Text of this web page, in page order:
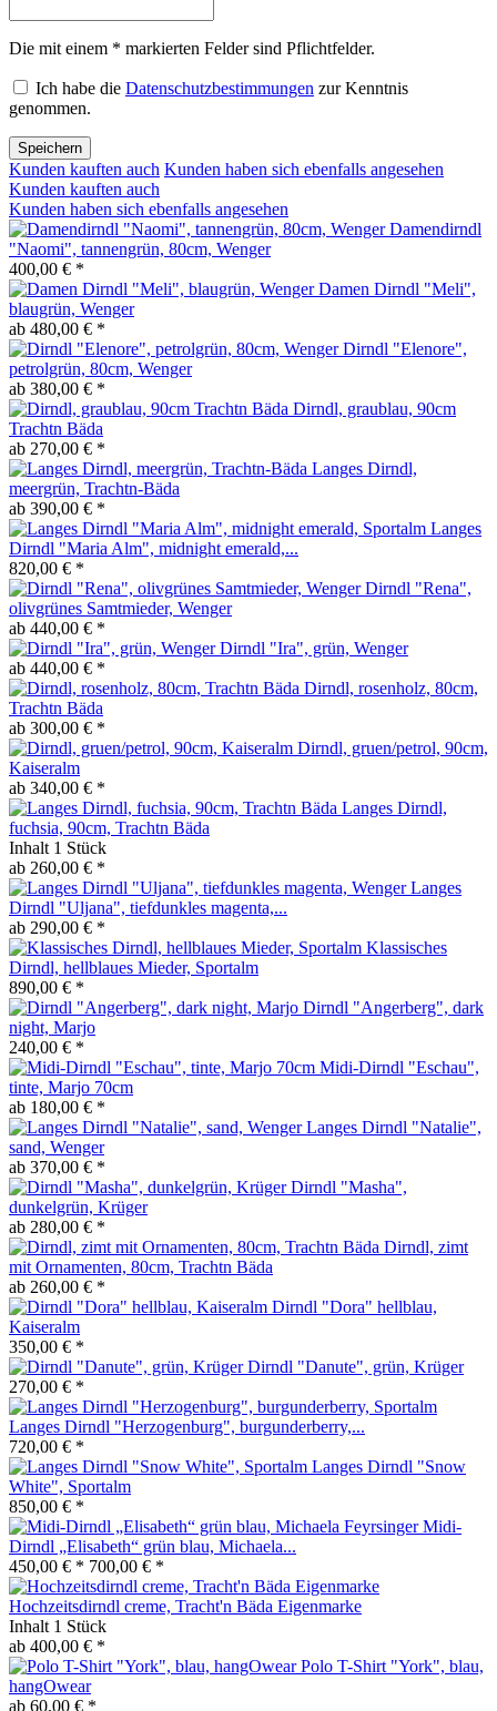
Die mit einem * markierten Felder sind Pflichtfelder.
Ich habe die Datenschutzbestimmungen zur Kenntnis
genommen.
Speichern
Kunden kauften auch Kunden haben sich ebenfalls angesehen
Kunden kauften auch
Kunden haben sich ebenfalls angesehen
Damendirndl
"Naomi", tannengrün, 80cm, Wenger
400,00 € *
Damen Dirndl "Meli",
blaugrün, Wenger
ab 480,00 € *
Dirndl "Elenore",
petrolgrün, 80cm, Wenger
ab 380,00 € *
Dirndl, graublau, 90cm
Trachtn Bäda
ab 270,00 € *
Langes Dirndl,
meergrün, Trachtn-Bäda
ab 390,00 € *
Langes
Dirndl "Maria Alm", midnight emerald,...
820,00 € *
Dirndl "Rena",
olivgrünes Samtmieder, Wenger
ab 440,00 € *
Dirndl "Ira", grün, Wenger
ab 440,00 € *
Dirndl, rosenholz, 80cm,
Trachtn Bäda
ab 300,00 € *
Dirndl, gruen/petrol, 90cm,
Kaiseralm
ab 340,00 € *
Langes Dirndl,
fuchsia, 90cm, Trachtn Bäda
Inhalt 1 Stück
ab 260,00 € *
Langes
Dirndl "Uljana", tiefdunkles magenta,...
ab 290,00 € *
Klassisches
Dirndl, hellblaues Mieder, Sportalm
890,00 € *
Dirndl "Angerberg", dark
night, Marjo
240,00 € *
Midi-Dirndl "Eschau",
tinte, Marjo 70cm
ab 180,00 € *
Langes Dirndl "Natalie",
sand, Wenger
ab 370,00 € *
Dirndl "Masha",
dunkelgrün, Krüger
ab 280,00 € *
Dirndl, zimt
mit Ornamenten, 80cm, Trachtn Bäda
ab 260,00 € *
Dirndl "Dora" hellblau,
Kaiseralm
350,00 € *
Dirndl "Danute", grün, Krüger
270,00 € *
Langes Dirndl "Herzogenburg", burgunderberry,...
720,00 € *
Langes Dirndl "Snow
White", Sportalm
850,00 € *
Midi-
Dirndl „Elisabeth“ grün blau, Michaela...
450,00 € * 700,00 € *
Hochzeitsdirndl creme, Tracht'n Bäda Eigenmarke
Inhalt 1 Stück
ab 400,00 € *
Polo T-Shirt "York", blau,
hangOwear
ab 60,00 € *